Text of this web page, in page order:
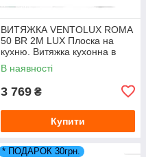
ВИТЯЖКА VENTOLUX ROMA
50 BR 2М LUX Плоска на
кухню. Витяжка кухонна в
Україні. *ЗНИЖКА В ОПИСІ.
В наявності
3 769 ₴
Купити
* ПОДАРОК 30грн.